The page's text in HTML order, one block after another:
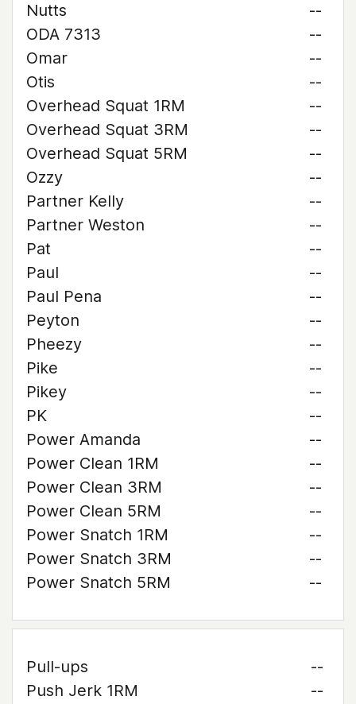
Nutts
--
ODA 7313
--
Omar
--
Otis
--
Overhead Squat 1RM
--
Overhead Squat 3RM
--
Overhead Squat 5RM
--
Ozzy
--
Partner Kelly
--
Partner Weston
--
Pat
--
Paul
--
Paul Pena
--
Peyton
--
Pheezy
--
Pike
--
Pikey
--
PK
--
Power Amanda
--
Power Clean 1RM
--
Power Clean 3RM
--
Power Clean 5RM
--
Power Snatch 1RM
--
Power Snatch 3RM
--
Power Snatch 5RM
--
Pull-ups
--
Push Jerk 1RM
--